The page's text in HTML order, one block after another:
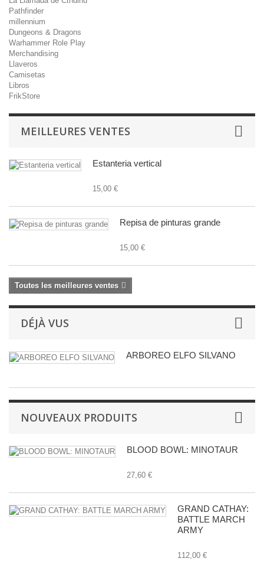
Pathfinder
millennium
Dungeons & Dragons
Warhammer Role Play
Merchandising
Llaveros
Camisetas
Libros
FrikStore
MEILLEURES VENTES
Estanteria vertical
15,00 €
Repisa de pinturas grande
15,00 €
Toutes les meilleures ventes
DÉJÀ VUS
ARBOREO ELFO SILVANO
NOUVEAUX PRODUITS
BLOOD BOWL: MINOTAUR
27,60 €
GRAND CATHAY:
BATTLE MARCH
ARMY
112,00 €